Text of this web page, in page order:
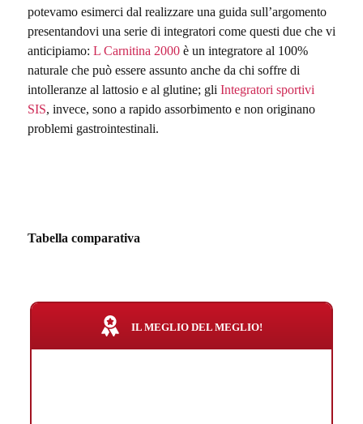
potevamo esimerci dal realizzare una guida sull’argomento
presentandovi una serie di integratori come questi due che vi
anticipiamo: L Carnitina 2000è un integratore al 100%
naturale che può essere assunto anche da chi soffre di
intolleranze al lattosio e al glutine; gli Integratori sportivi
SIS, invece, sono a rapido assorbimento e non originano
problemi gastrointestinali.
Tabella comparativa
IL MEGLIO DEL MEGLIO!